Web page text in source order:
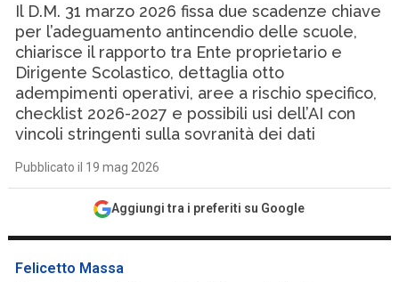
Il D.M. 31 marzo 2026 fissa due scadenze chiave
per l’adeguamento antincendio delle scuole,
chiarisce il rapporto tra Ente proprietario e
Dirigente Scolastico, dettaglia otto
adempimenti operativi, aree a rischio specifico,
checklist 2026-2027 e possibili usi dell’AI con
vincoli stringenti sulla sovranità dei dati
Pubblicato il 19 mag 2026
Aggiungi tra i preferiti su Google
Felicetto Massa